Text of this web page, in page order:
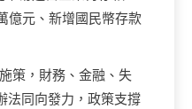
億元、新增國民幣存款
策，財務、金融、失
法同向發力，政策支撐